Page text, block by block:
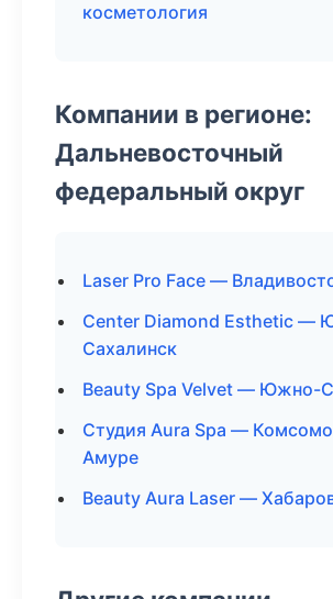
косметология
Компании в регионе:
Дальневосточный
федеральный округ
Laser Pro Face —
Center Diamond Esthetic —
Сахалинск
Beauty Spa Velvet — Южно-
Студия Aura Spa —
Амуре
Beauty Aura Laser —